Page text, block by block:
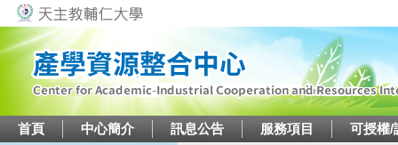
首頁 中心簡介 訊息公告 服務項目 可授權/